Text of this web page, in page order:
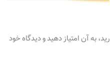
به آن امتیاز دهید و دیدگاه خود